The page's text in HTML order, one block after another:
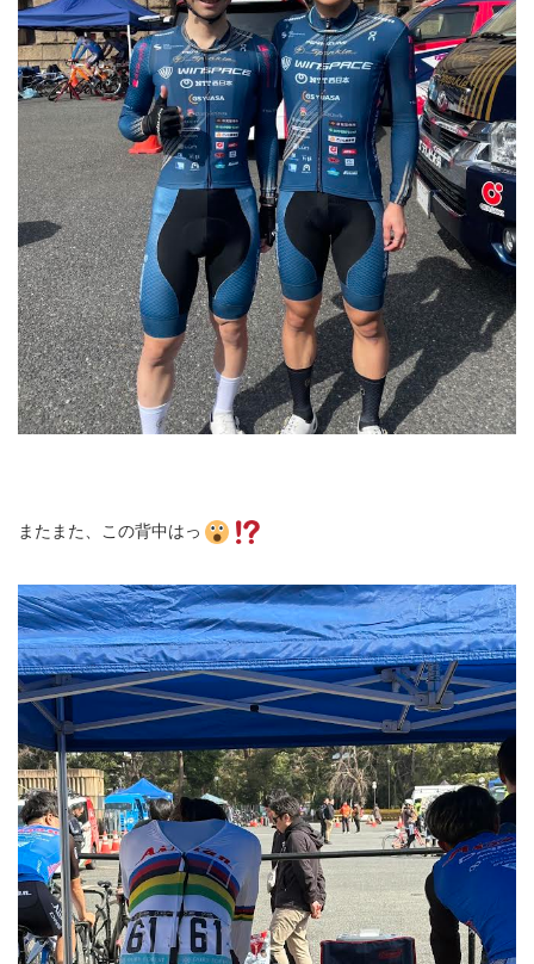
またまた、この背中はっ